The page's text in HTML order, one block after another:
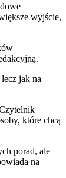
wyjście,
jak na
które chcą
porad, ale
na